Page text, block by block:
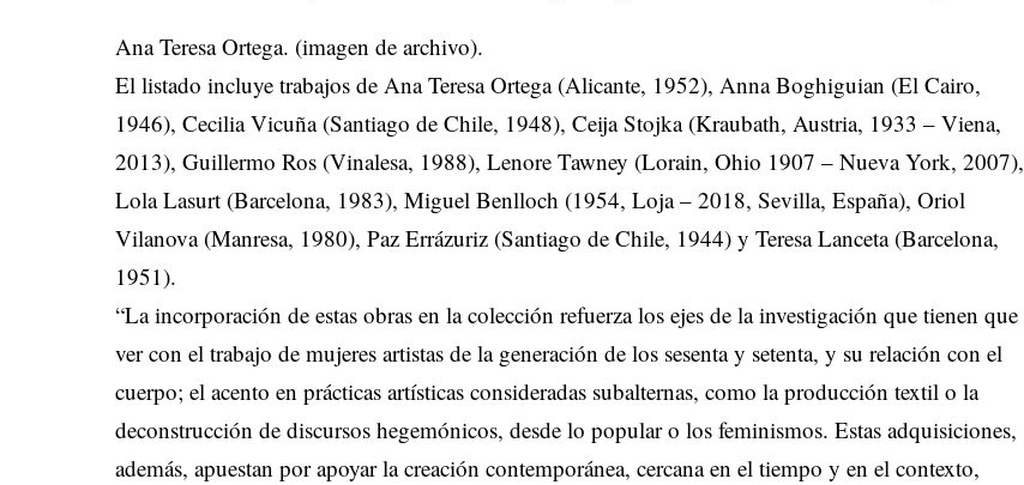
Ana Teresa Ortega. (imagen de archivo).
El listado incluye trabajos de Ana Teresa Ortega (Alicante, 1952), Anna Boghiguian (El Cairo,
1946), Cecilia Vicuña (Santiago de Chile, 1948), Ceija Stojka (Kraubath, Austria, 1933 – Viena,
2013), Guillermo Ros (Vinalesa, 1988), Lenore Tawney (Lorain, Ohio 1907 – Nueva York, 2007),
Lola Lasurt (Barcelona, 1983), Miguel Benlloch (1954, Loja – 2018, Sevilla, España), Oriol
Vilanova (Manresa, 1980), Paz Errázuriz (Santiago de Chile, 1944) y Teresa Lanceta (Barcelona,
1951).
“La incorporación de estas obras en la colección refuerza los ejes de la investigación que tienen que
ver con el trabajo de mujeres artistas de la generación de los sesenta y setenta, y su relación con el
cuerpo; el acento en prácticas artísticas consideradas subalternas, como la producción textil o la
deconstrucción de discursos hegemónicos, desde lo popular o los feminismos. Estas adquisiciones,
además, apuestan por apoyar la creación contemporánea, cercana en el tiempo y en el contexto,